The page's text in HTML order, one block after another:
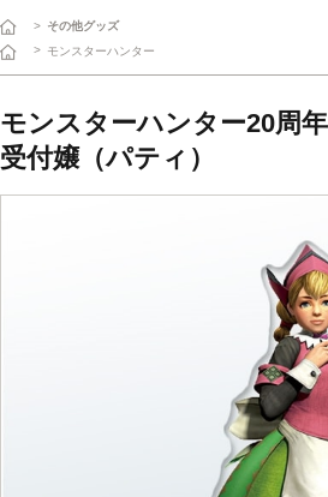
> その他グッズ
> モンスターハンター
モンスターハンター20周
受付嬢（パティ）